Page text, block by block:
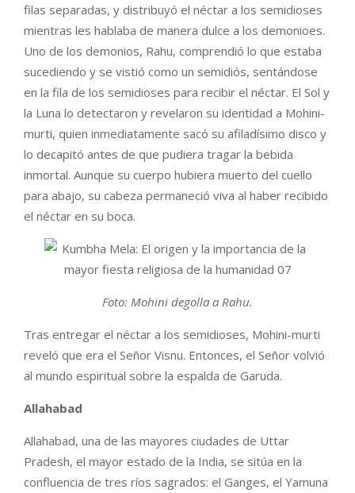
filas separadas, y distribuyó el néctar a los semidioses
mientras les hablaba de manera dulce a los demonioes.
Uno de los demonios, Rahu, comprendió lo que estaba
sucediendo y se vistió como un semidiós, sentándose
en la fila de los semidioses para recibir el néctar. El Sol y
la Luna lo detectaron y revelaron su identidad a Mohini-
murti, quien inmediatamente sacó su afiladísimo disco y
lo decapitó antes de que pudiera tragar la bebida
inmortal. Aunque su cuerpo hubiera muerto del cuello
para abajo, su cabeza permaneció viva al haber recibido
el néctar en su boca.
Foto: Mohini degolla a Rahu.
Tras entregar el néctar a los semidioses, Mohini-murti
reveló que era el Señor Visnu. Entonces, el Señor volvió
al mundo espiritual sobre la espalda de Garuda.
Allahabad
Allahabad, una de las mayores ciudades de Uttar
Pradesh, el mayor estado de la India, se sitúa en la
confluencia de tres ríos sagrados: el Ganges, el Yamuna